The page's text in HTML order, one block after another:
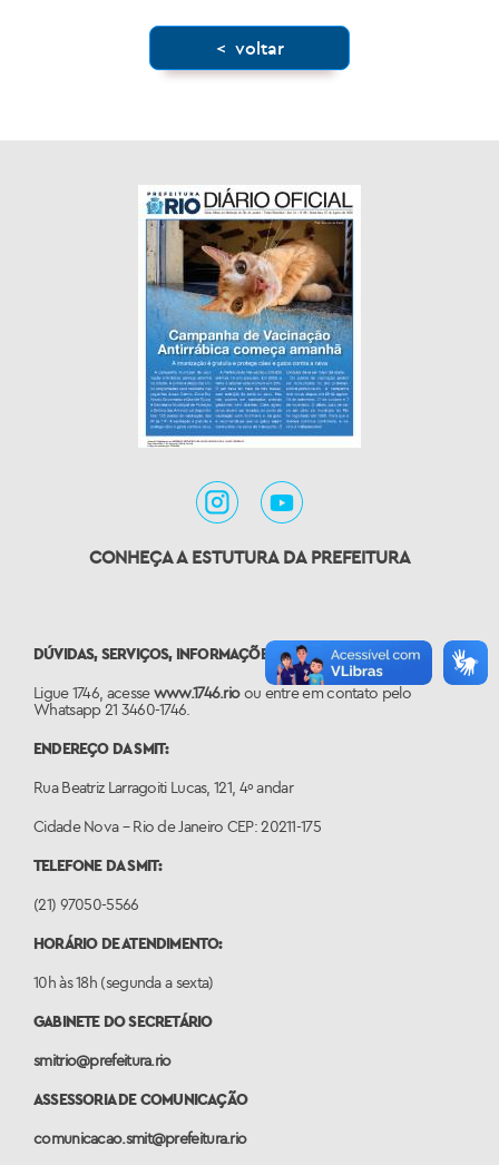
< voltar
CONHEÇA A ESTUTURA DA PREFEITURA
DÚVIDAS, SERVIÇOS, INFORMAÇÕES OU DENÚNCIAS:
Ligue 1746, acessewww.1746.rioou entre em contato pelo
Whatsapp 21 3460-1746.
ENDEREÇO DA SMIT:
Rua Beatriz Larragoiti Lucas, 121, 4º andar
Cidade Nova – Rio de Janeiro CEP: 20211-175
TELEFONE DA SMIT:
(21) 97050-5566
HORÁRIO DE ATENDIMENTO:
10h às 18h (segunda a sexta)
GABINETE DO SECRETÁRIO
smitrio@prefeitura.rio
ASSESSORIA DE COMUNICAÇÃO
comunicacao.smit@prefeitura.rio